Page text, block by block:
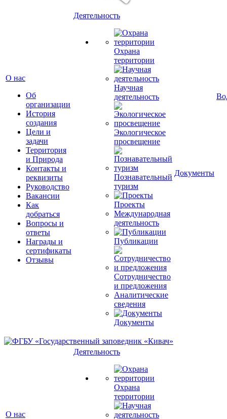
О нас
Об
организации
История
создания
Цели и
задачи
Территория
и Природа
Контакты и
реквизиты
Руководство
Вакансии
Как
добраться
Вопросы и
ответы
Награды и
сертификаты
Отзывы
Деятельность
Охрана
территории
Научная
деятельность
Экологическое
просвещение
Познавательный
туризм
Проекты
Международная
деятельность
Публикации
Сотрудничество
и предложения
Аналитические
сведения
Документы
Документы
О нас
Деятельность
Охрана
территории